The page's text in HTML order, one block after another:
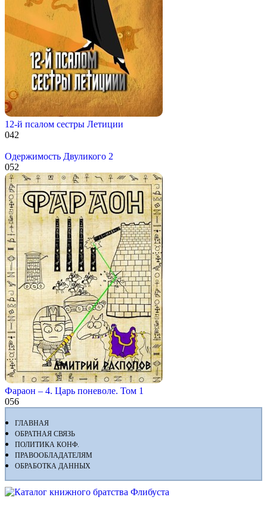
12-й псалом сестры Летиции
042
Одержимость Двуликого 2
052
Фараон – 4. Царь поневоле. Том 1
056
ГЛАВНАЯ
ОБРАТНАЯ СВЯЗЬ
ПОЛИТИКА КОНФ.
ПРАВООБЛАДАТЕЛЯМ
ОБРАБОТКА ДАННЫХ